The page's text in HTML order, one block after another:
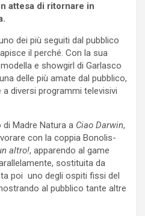
attesa di ritornare in
dei più seguiti dal pubblico
il perché. Con la sua
e showgirl di Garlasco
delle più amate dal pubblico,
diversi programmi televisivi
Madre Natura a Ciao Darwin,
con la coppia Bonolis-
altro!, apparendo al game
sostituita da
poi uno degli ospiti fissi del
al pubblico tante altre